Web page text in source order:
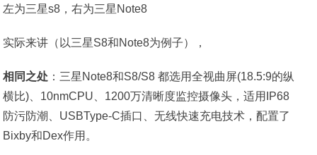
左为三星s8，右为三星Note8
实际来讲（以三星S8和Note8为例子），
相同之处 ：三星Note8和S8/S8 都选用全视曲屏(18.5:9的纵
横比)、10nmCPU、1200万清晰度监控摄像头，适用IP68
防污防潮、USBType-C插口、无线快速充电技术，配置了
Bixby和Dex作用。